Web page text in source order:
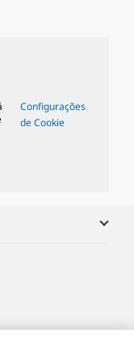
Configurações
de Cookie